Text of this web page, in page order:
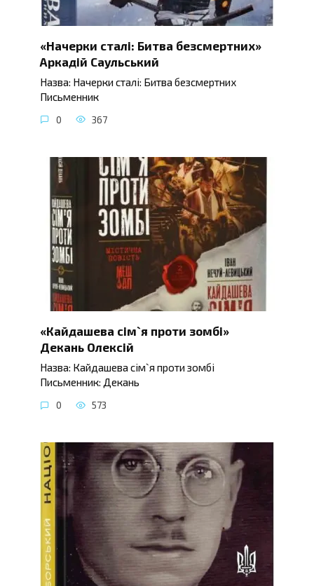
«Начерки сталі: Битва безсмертних»
Аркадій Саульський
Назва: Начерки сталі: Битва безсмертних
Письменник
0 367
«Кайдашева сім`я проти зомбі»
Декань Олексій
Назва: Кайдашева сім`я проти зомбі
Письменник: Декань
0 573